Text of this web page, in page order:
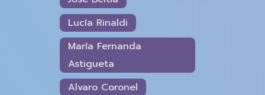
Lucía Rinaldi
María Fernanda
Astigueta
Alvaro Coronel